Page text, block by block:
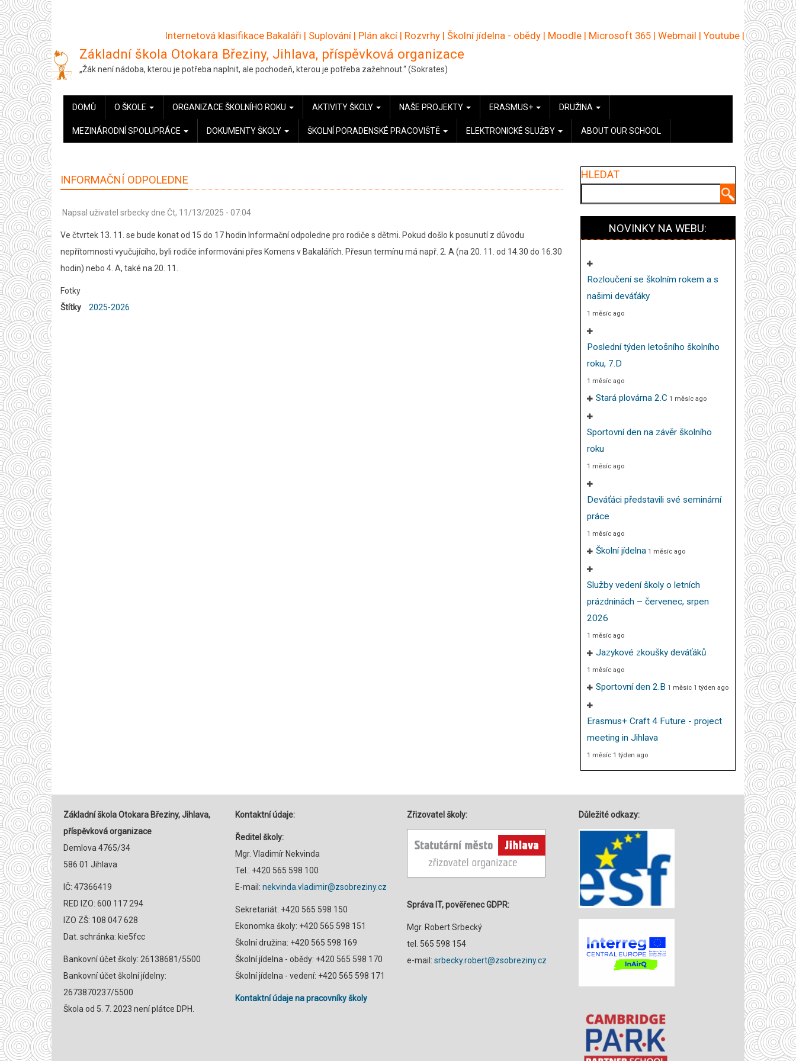
Přejít
k
hlavnímu
obsahu
Internetová klasifikace Bakaláři | Suplování | Plán akcí | Rozvrhy | Školní jídelna - obědy | Moodle | Microsoft 365 | Webmail | Youtube |
Základní škola Otokara Březiny, Jihlava, příspěvková organizace
„Žák není nádoba, kterou je potřeba naplnit, ale pochodeň, kterou je potřeba zažehnout.“ (Sokrates)
HLAVNÍ
NAVIGACE
DOMŮ O ŠKOLE ORGANIZACE ŠKOLNÍHO ROKU AKTIVITY ŠKOLY NAŠE PROJEKTY ERASMUS+ DRUŽINA
MEZINÁRODNÍ SPOLUPRÁCE DOKUMENTY ŠKOLY ŠKOLNÍ PORADENSKÉ PRACOVIŠTĚ ELEKTRONICKÉ SLUŽBY ABOUT OUR SCHOOL
INFORMAČNÍ ODPOLEDNE
Napsal uživatel srbecky dne Čt, 11/13/2025 - 07:04
Ve čtvrtek 13. 11. se bude konat od 15 do 17 hodin Informační odpoledne pro rodiče s dětmi. Pokud došlo k posunutí z důvodu
nepřítomnosti vyučujícího, byli rodiče informováni přes Komens v Bakalářích. Přesun termínu má např. 2. A (na 20. 11. od 14.30 do 16.30
hodin) nebo 4. A, také na 20. 11.
Fotky
Štítky
2025-2026
HLEDAT
NOVINKY NA WEBU:
Rozloučení se školním rokem a s
našimi deváťáky
1 měsíc ago
Poslední týden letošního školního
roku, 7.D
1 měsíc ago
Stará plovárna 2.C 1 měsíc ago
Sportovní den na závěr školního
roku
1 měsíc ago
Deváťáci představili své seminární
práce
1 měsíc ago
Školní jídelna 1 měsíc ago
Služby vedení školy o letních
prázdninách – červenec, srpen
2026
1 měsíc ago
Jazykové zkoušky deváťáků
1 měsíc ago
Sportovní den 2.B 1 měsíc 1 týden ago
Erasmus+ Craft 4 Future - project
meeting in Jihlava
1 měsíc 1 týden ago
Základní škola Otokara Březiny, Jihlava,
příspěvková organizace
Demlova 4765/34
586 01 Jihlava
IČ: 47366419
RED IZO: 600 117 294
IZO ZŠ: 108 047 628
Dat. schránka: kie5fcc
Bankovní účet školy: 26138681/5500
Bankovní účet školní jídelny:
2673870237/5500
Škola od 5. 7. 2023 není plátce DPH.
Kontaktní údaje:
Ředitel školy:
Mgr. Vladimír Nekvinda
Tel.: +420 565 598 100
E-mail: nekvinda.vladimir@zsobreziny.cz
Sekretariát: +420 565 598 150
Ekonomka školy: +420 565 598 151
Školní družina: +420 565 598 169
Školní jídelna - obědy: +420 565 598 170
Školní jídelna - vedení: +420 565 598 171
Kontaktní údaje na pracovníky školy
Zřizovatel školy:
Správa IT, pověřenec GDPR:
Mgr. Robert Srbecký
tel. 565 598 154
e-mail: srbecky.robert@zsobreziny.cz
Důležité odkazy: